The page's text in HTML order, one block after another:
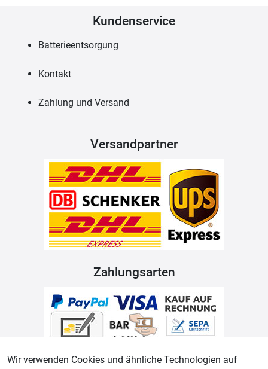
Kundenservice
Batterieentsorgung
Kontakt
Zahlung und Versand
Versandpartner
Zahlungsarten
Wir verwenden Cookies und ähnliche Technologien auf